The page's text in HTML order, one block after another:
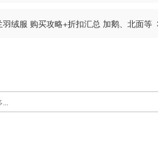
羽绒服 购买攻略+折扣汇总 加鹅、北面等